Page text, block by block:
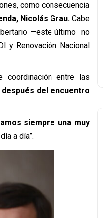
como consecuencia
Nicolás Grau. Cabe
—este último no
y Renovación Nacional
coordinación entre las
después del encuentro
siempre una muy
a día”.